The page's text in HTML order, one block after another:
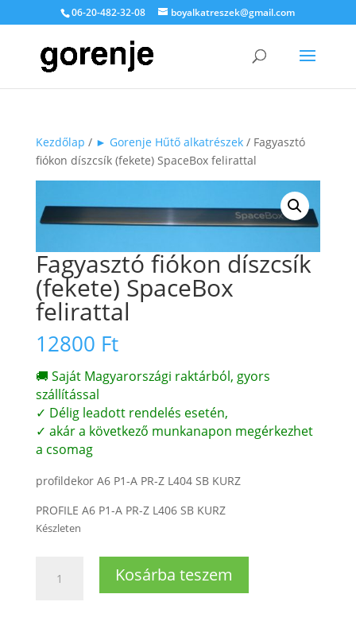
06-20-482-32-08 boyalkatreszek@gmail.com
Kezdőlap / ► Gorenje Hűtő alkatrészek/ Fagyasztó
fiókon díszcsík (fekete) SpaceBox felirattal
Fagyasztó fiókon díszcsík
(fekete) SpaceBox
felirattal
12800 Ft
🚚 Saját Magyarországi raktárból, gyors
szállítással
✓ Délig leadott rendelés esetén,
✓ akár a következő munkanapon megérkezhet
a csomag
profildekor A6 P1-A PR-Z L404 SB KURZ
PROFILE A6 P1-A PR-Z L406 SB KURZ
Készleten
fiókon
Kosárba teszem